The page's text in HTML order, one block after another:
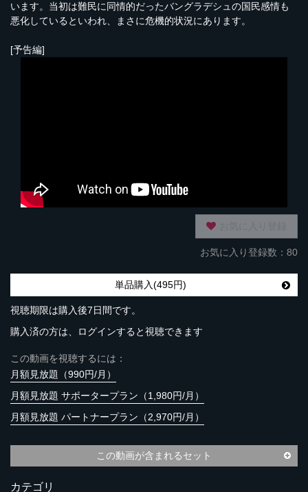
います。当初は難民に同情的だったバングラデシュの国民感情も
悪化しているといわれ、まさに危機的状況にあります。
[予告編]
お気に入り登録数：80
単品購入(495円)
視聴期限は購入後7日間です。
購入済の方は、ログインすると視聴できます
この動画を視聴するには：
月額見放題（990円/月）
月額見放題 サポータープラン（1,980円/月）
月額見放題 パートナープラン（2,970円/月）
この動画が含まれるセット
カテゴリ